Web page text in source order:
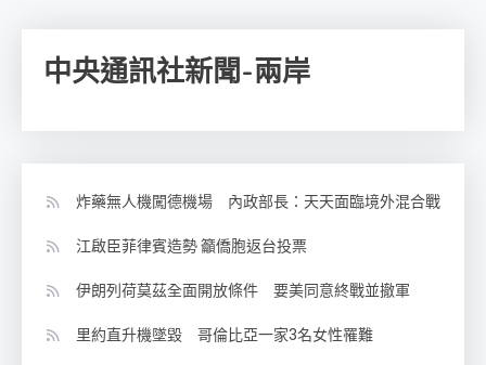
中央通訊社新聞-兩岸
炸藥無人機闖德機場 內政部長：天天面臨境外混合戰
江啟臣菲律賓造勢 籲僑胞返台投票
伊朗列荷莫茲全面開放條件 要美同意終戰並撤軍
里約直升機墜毀 哥倫比亞一家3名女性罹難